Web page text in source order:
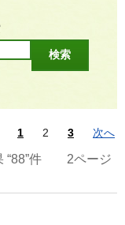
1 2 3 次へ
“88”件
2ページ